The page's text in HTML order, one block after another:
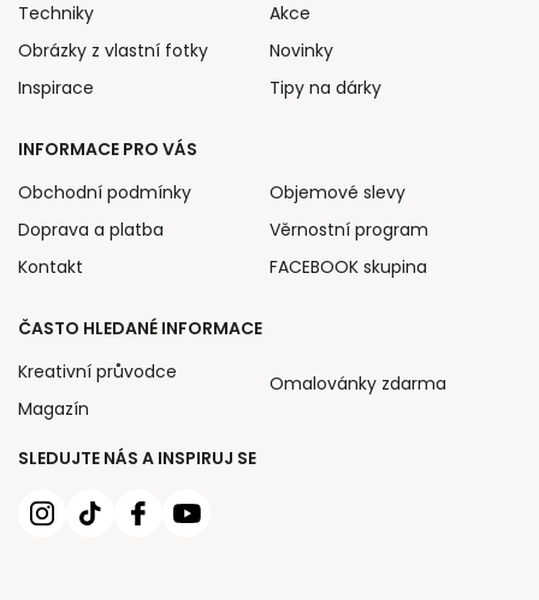
SLEDUJTE NÁS A INSPIRUJ SE
Techniky
Obrázky z vlastní fotky
Inspirace
Akce
Novinky
Tipy na dárky
INFORMACE PRO VÁS
Obchodní podmínky
Doprava a platba
Kontakt
Objemové slevy
Věrnostní program
FACEBOOK skupina
ČASTO HLEDANÉ INFORMACE
Kreativní průvodce
Magazín
Omalovánky zdarma